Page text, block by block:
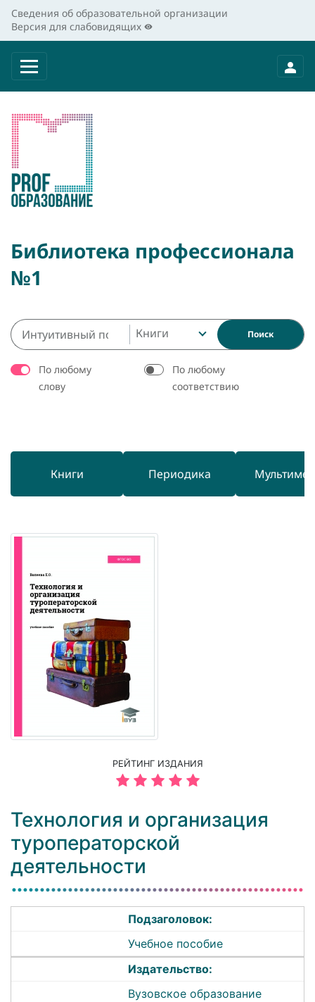
Сведения об образовательной организации
Версия для слабовидящих
Библиотека профессионала
№1
Книги Поиск
По любому
слову
По любому
соответствию
Книги Периодика
РЕЙТИНГ ИЗДАНИЯ
Технология и организация
туроператорской
деятельности
Подзаголовок:
Учебное пособие
Издательство:
Вузовское образование